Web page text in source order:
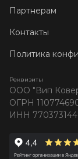
Партнерам
Контакты
Политика
Реквизиты
ООО "Вип
ОГРН
ИНН